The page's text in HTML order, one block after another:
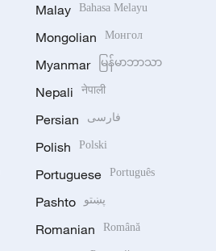
Malay Bahasa Melayu
Mongolian Монгол
Myanmar မြန်မာဘာသာ
Nepali नेपाली
Persian فارسی
Polish Polski
Portuguese Português
Pashto پښتو
Romanian Română